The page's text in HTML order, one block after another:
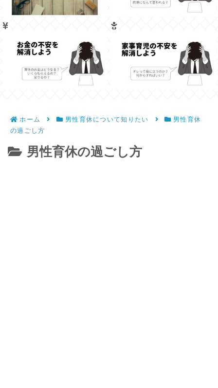
ホーム 男性育休について知りたい
男性育休
の過ごし方
男性育休の過ごし方